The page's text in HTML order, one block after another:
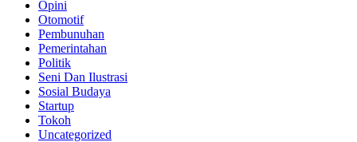
Opini
Otomotif
Pembunuhan
Pemerintahan
Politik
Seni Dan Ilustrasi
Sosial Budaya
Startup
Tokoh
Uncategorized